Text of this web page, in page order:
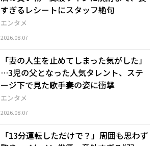
エンタメ
すぎるレシートにスタッフ絶句
2026.08.07
エンタメ
「妻の人生を止めてしまった気がした」
…3児の父となった人気タレント、ステ
ージ下で見た歌手妻の姿に衝撃
2026.08.07
「13分運転しただけで？」周囲も思わず